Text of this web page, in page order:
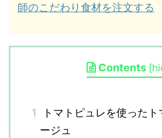
師のこだわり食材を注文する
Contents [
1
トマトピュレを使ったト
ージュ